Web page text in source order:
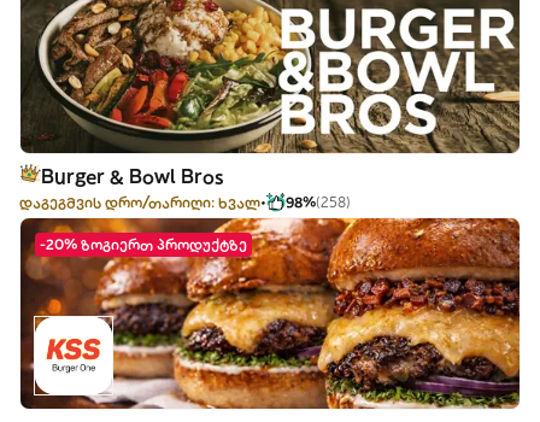
Burger & Bowl Bros
დაგეგმვის დრო/თარიღი: ხვალ 98%(258)
-20% ზოგიერთ პროდუქტზე